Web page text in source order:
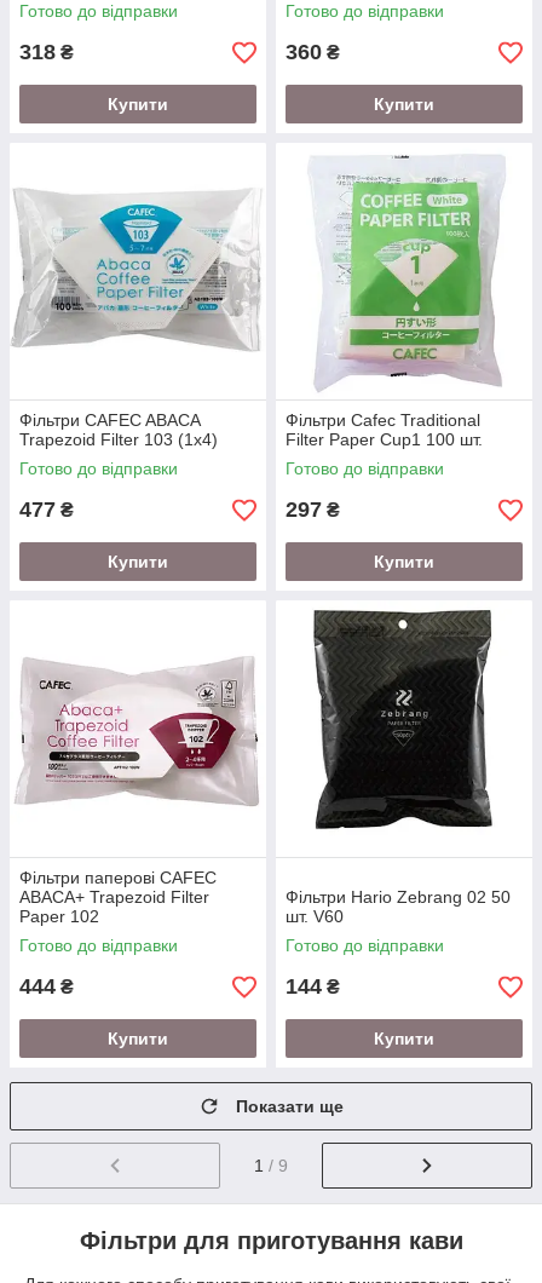
Готово до відправки
318 ₴
Купити
Готово до відправки
360 ₴
Купити
Фільтри CAFEC ABACA
Trapezoid Filter 103 (1x4)
Готово до відправки
477 ₴
Купити
Фільтри Cafec Traditional
Filter Paper Cup1 100 шт.
Готово до відправки
297 ₴
Купити
Фільтри паперові CAFEC
ABACA+ Trapezoid Filter
Paper 102
Готово до відправки
444 ₴
Купити
Фільтри Hario Zebrang 02 50
шт. V60
Готово до відправки
144 ₴
Купити
Показати ще
1 / 9
Фільтри для приготування кави